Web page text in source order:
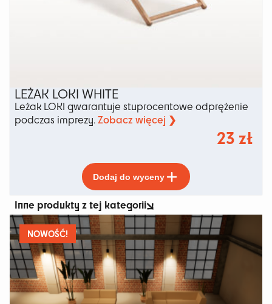
LEŻAK LOKI WHITE
Leżak LOKI gwarantuje stuprocentowe odprężenie
podczas imprezy. Zobacz więcej ❯
23 zł
Dodaj do wyceny
produkt
ma
wiele
wariantów.
Opcje
można
wybrać
na
stronie
produktu
Inne produkty z tej kategorii
NOWOŚĆ!